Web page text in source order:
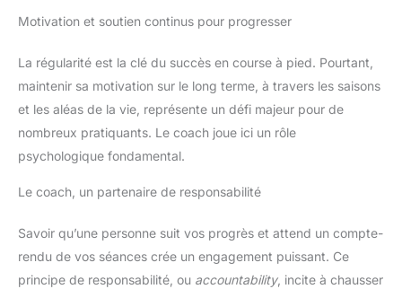
Motivation et soutien continus pour progresser
La régularité est la clé du succès en course à pied. Pourtant,
maintenir sa motivation sur le long terme, à travers les saisons
et les aléas de la vie, représente un défi majeur pour de
nombreux pratiquants. Le coach joue ici un rôle
psychologique fondamental.
Le coach, un partenaire de responsabilité
Savoir qu’une personne suit vos progrès et attend un compte-
rendu de vos séances crée un engagement puissant. Ce
principe de responsabilité, ou accountability, incite à chausser